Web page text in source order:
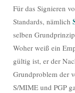
Für das Signieren
Standards, nämlich
selben
Woher weiß ein
gültig ist, er der
Grundproblem der
S/MIME und PGP